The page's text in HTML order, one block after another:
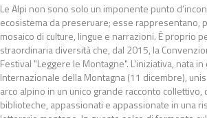
Le Alpi non sono solo un imponente punto
ecosistema da preservare; esse rappresentano,
mosaico di culture, lingue e narrazioni. È proprio
straordinaria diversità che, dal 2015, la
Festival "Leggere le Montagne". L'iniziativa, nata
Internazionale della Montagna (11 dicembre),
arco alpino in un unico grande racconto collettivo,
biblioteche, appassionati e appassionate in una